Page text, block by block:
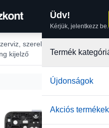
Üdv!
Kérjük, jelentkezz be.
Termék
Újdonságok
Akciós termékek
szerelés
kijelző